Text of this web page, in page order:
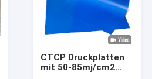
CTCP Druckplatten
mit 50-85mj/cm2